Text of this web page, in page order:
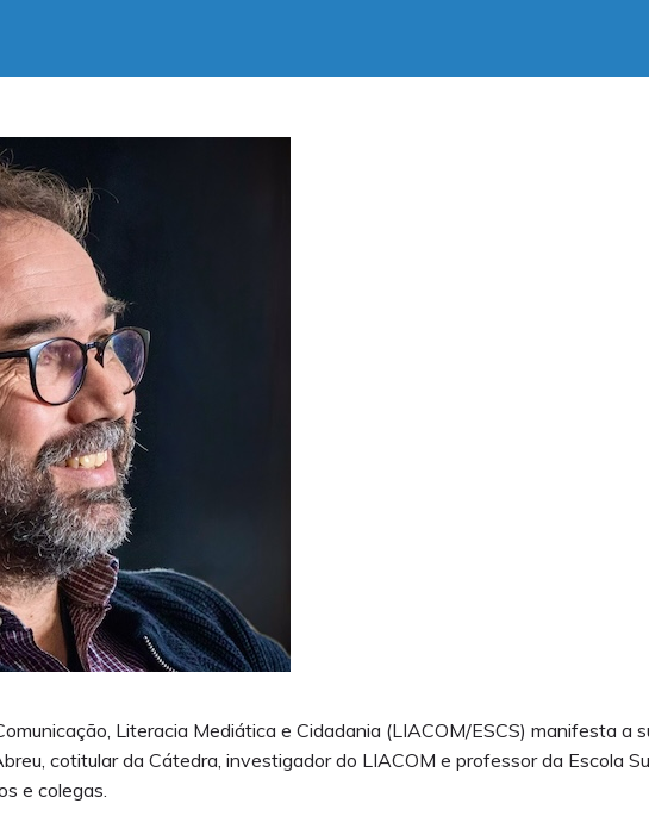
Literacia Mediática e Cidadania (LIACOM/ESCS) manifesta a
cotitular da Cátedra, investigador do LIACOM e professor da Escola
e colegas.